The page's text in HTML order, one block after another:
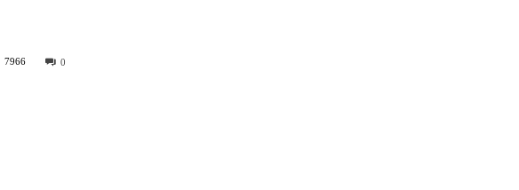
0
7966